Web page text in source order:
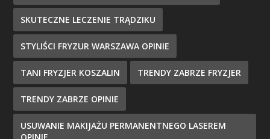
SKUTECZNE LECZENIE TRĄDZIKU
STYLIŚCI FRYZUR WARSZAWA OPINIE
TANI FRYZJER KOSZALIN TRENDY ZABRZE FRYZJER
TRENDY ZABRZE OPINIE
USUWANIE MAKIJAŻU PERMANENTNEGO LASEREM